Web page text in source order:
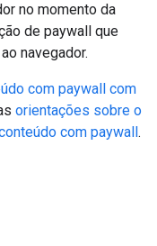
no momento da
de paywall que
navegador.
com paywall com
orientações sobre o
com paywall.